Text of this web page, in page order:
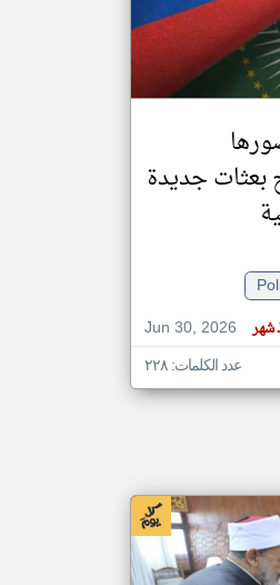
تغيير الدولة
اخبار جزر القمر على مدار الساعة
اخبار جزر القمر العاجلة والمباشرة
بعثات جديدة
Jun 30, 2026
شهر
عدد الكلمات: ٢٢٨
klyoum.com